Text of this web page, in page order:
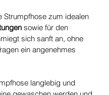
Strumpfhose zum idealen
sowie für den
sich sanft an, ohne
ein angenehmes
langlebig und